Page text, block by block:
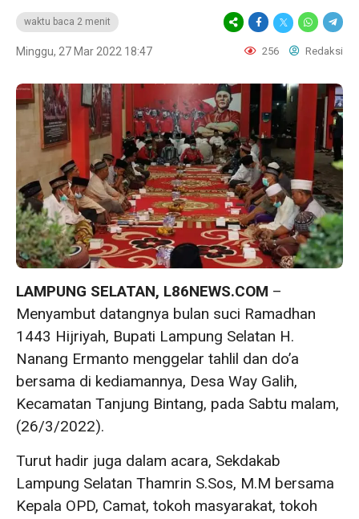
waktu baca 2 menit
Minggu, 27 Mar 2022 18:47 256 Redaksi
LAMPUNG SELATAN, L86NEWS.COM –
Menyambut datangnya bulan suci Ramadhan
1443 Hijriyah, Bupati Lampung Selatan H.
Nanang Ermanto menggelar tahlil dan do’a
bersama di kediamannya, Desa Way Galih,
Kecamatan Tanjung Bintang, pada Sabtu malam,
(26/3/2022).
Turut hadir juga dalam acara, Sekdakab
Lampung Selatan Thamrin S.Sos, M.M bersama
Kepala OPD, Camat, tokoh masyarakat, tokoh